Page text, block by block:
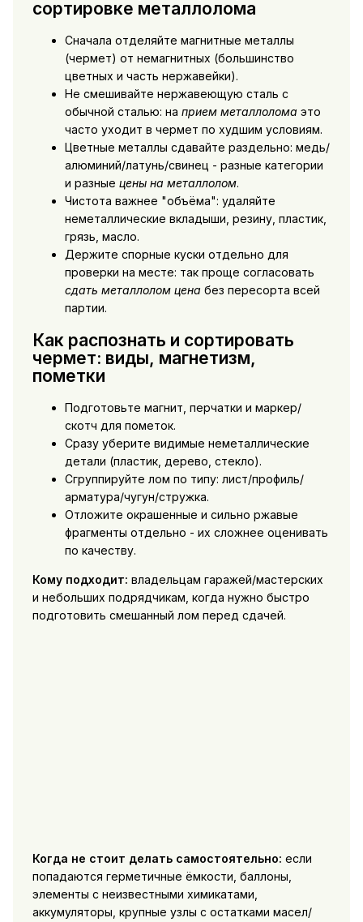
сортировке металлолома
Сначала отделяйте магнитные металлы
(чермет) от немагнитных (большинство
цветных и часть нержавейки).
Не смешивайте нержавеющую сталь с
обычной сталью: на прием металлолома это
часто уходит в чермет по худшим условиям.
Цветные металлы сдавайте раздельно: медь/
алюминий/латунь/свинец - разные категории
и разные цены на металлолом.
Чистота важнее "объёма": удаляйте
неметаллические вкладыши, резину, пластик,
грязь, масло.
Держите спорные куски отдельно для
проверки на месте: так проще согласовать
сдать металлолом цена без пересорта всей
партии.
Как распознать и сортировать
чермет: виды, магнетизм,
пометки
Подготовьте магнит, перчатки и маркер/
скотч для пометок.
Сразу уберите видимые неметаллические
детали (пластик, дерево, стекло).
Сгруппируйте лом по типу: лист/профиль/
арматура/чугун/стружка.
Отложите окрашенные и сильно ржавые
фрагменты отдельно - их сложнее оценивать
по качеству.
Кому подходит: владельцам гаражей/мастерских
и небольших подрядчикам, когда нужно быстро
подготовить смешанный лом перед сдачей.
Когда не стоит делать самостоятельно: если
попадаются герметичные ёмкости, баллоны,
элементы с неизвестными химикатами,
аккумуляторы, крупные узлы с остатками масел/